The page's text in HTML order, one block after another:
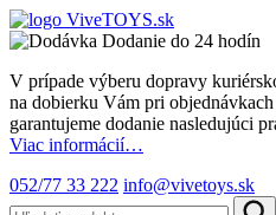
Dodanie do 24 hodín
V prípade výberu dopravy
na dobierku Vám pri
garantujeme dodanie nasledujúci
Viac informácií…
052/77 33 222 info@vivetoys.sk